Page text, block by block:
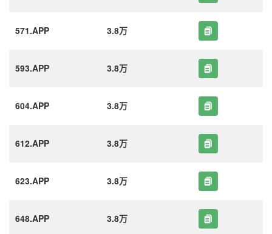
571.APP 3.8万
593.APP 3.8万
604.APP 3.8万
612.APP 3.8万
623.APP 3.8万
648.APP 3.8万